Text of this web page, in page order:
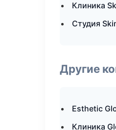
Клиника
Студия
Другие
Esthetic
Клиника